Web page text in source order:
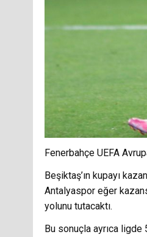
Fenerbahçe UEFA
Beşiktaş’ın kupayı
Antalyaspor eğer
yolunu tutacaktı.
Bu sonuçla ayrıca ligde